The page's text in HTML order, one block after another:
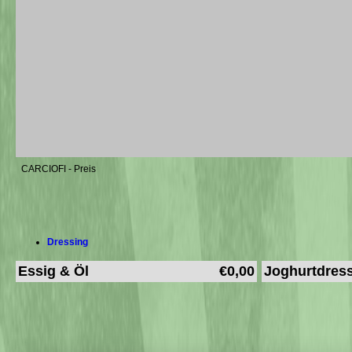
CARCIOFI - Preis
Dressing
Essig & Öl €0,00